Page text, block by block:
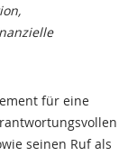
für eine
seinen Ruf als